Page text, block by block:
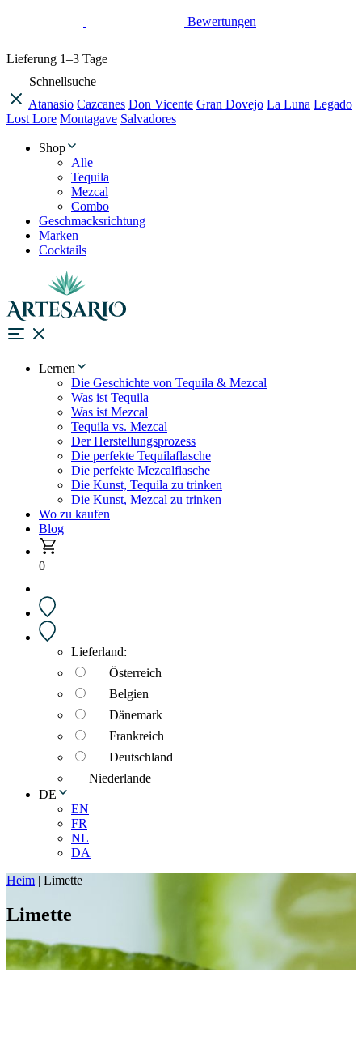
Bewertungen
Lieferung 1–3 Tage
Schnellsuche
Atanasio Cazcanes Don Vicente Gran Dovejo La Luna Legado
Lost Lore Montagave Salvadores
Shop
Alle
Tequila
Mezcal
Combo
Geschmacksrichtung
Marken
Cocktails
Lernen
Die Geschichte von Tequila & Mezcal
Was ist Tequila
Was ist Mezcal
Tequila vs. Mezcal
Der Herstellungsprozess
Die perfekte Tequilaflasche
Die perfekte Mezcalflasche
Die Kunst, Tequila zu trinken
Die Kunst, Mezcal zu trinken
Wo zu kaufen
Blog
0
Lieferland:
Österreich
Belgien
Dänemark
Frankreich
Deutschland
Niederlande
DE
EN
FR
NL
DA
Heim | Limette
Limette